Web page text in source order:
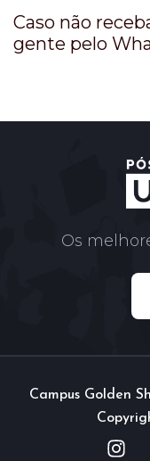
Caso não
gente pelo
Os
Campus Golden